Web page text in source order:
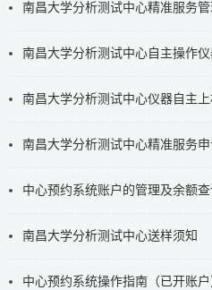
南昌大学分析测试中心精准服务
南昌大学分析测试中心自主操作
南昌大学分析测试中心仪器自主
南昌大学分析测试中心精准服务申
中心预约系统账户的管理及余额
南昌大学分析测试中心送样须知
中心预约系统操作指南（已开账户